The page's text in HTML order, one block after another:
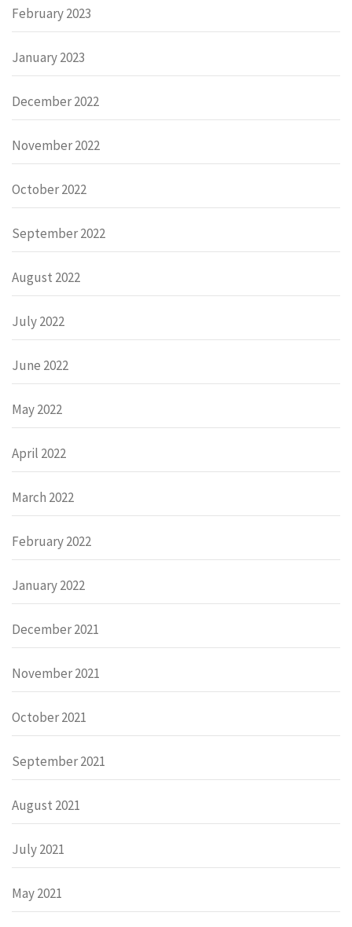
February 2023
January 2023
December 2022
November 2022
October 2022
September 2022
August 2022
July 2022
June 2022
May 2022
April 2022
March 2022
February 2022
January 2022
December 2021
November 2021
October 2021
September 2021
August 2021
July 2021
May 2021